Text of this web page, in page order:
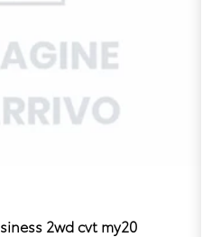
2wd cvt my20